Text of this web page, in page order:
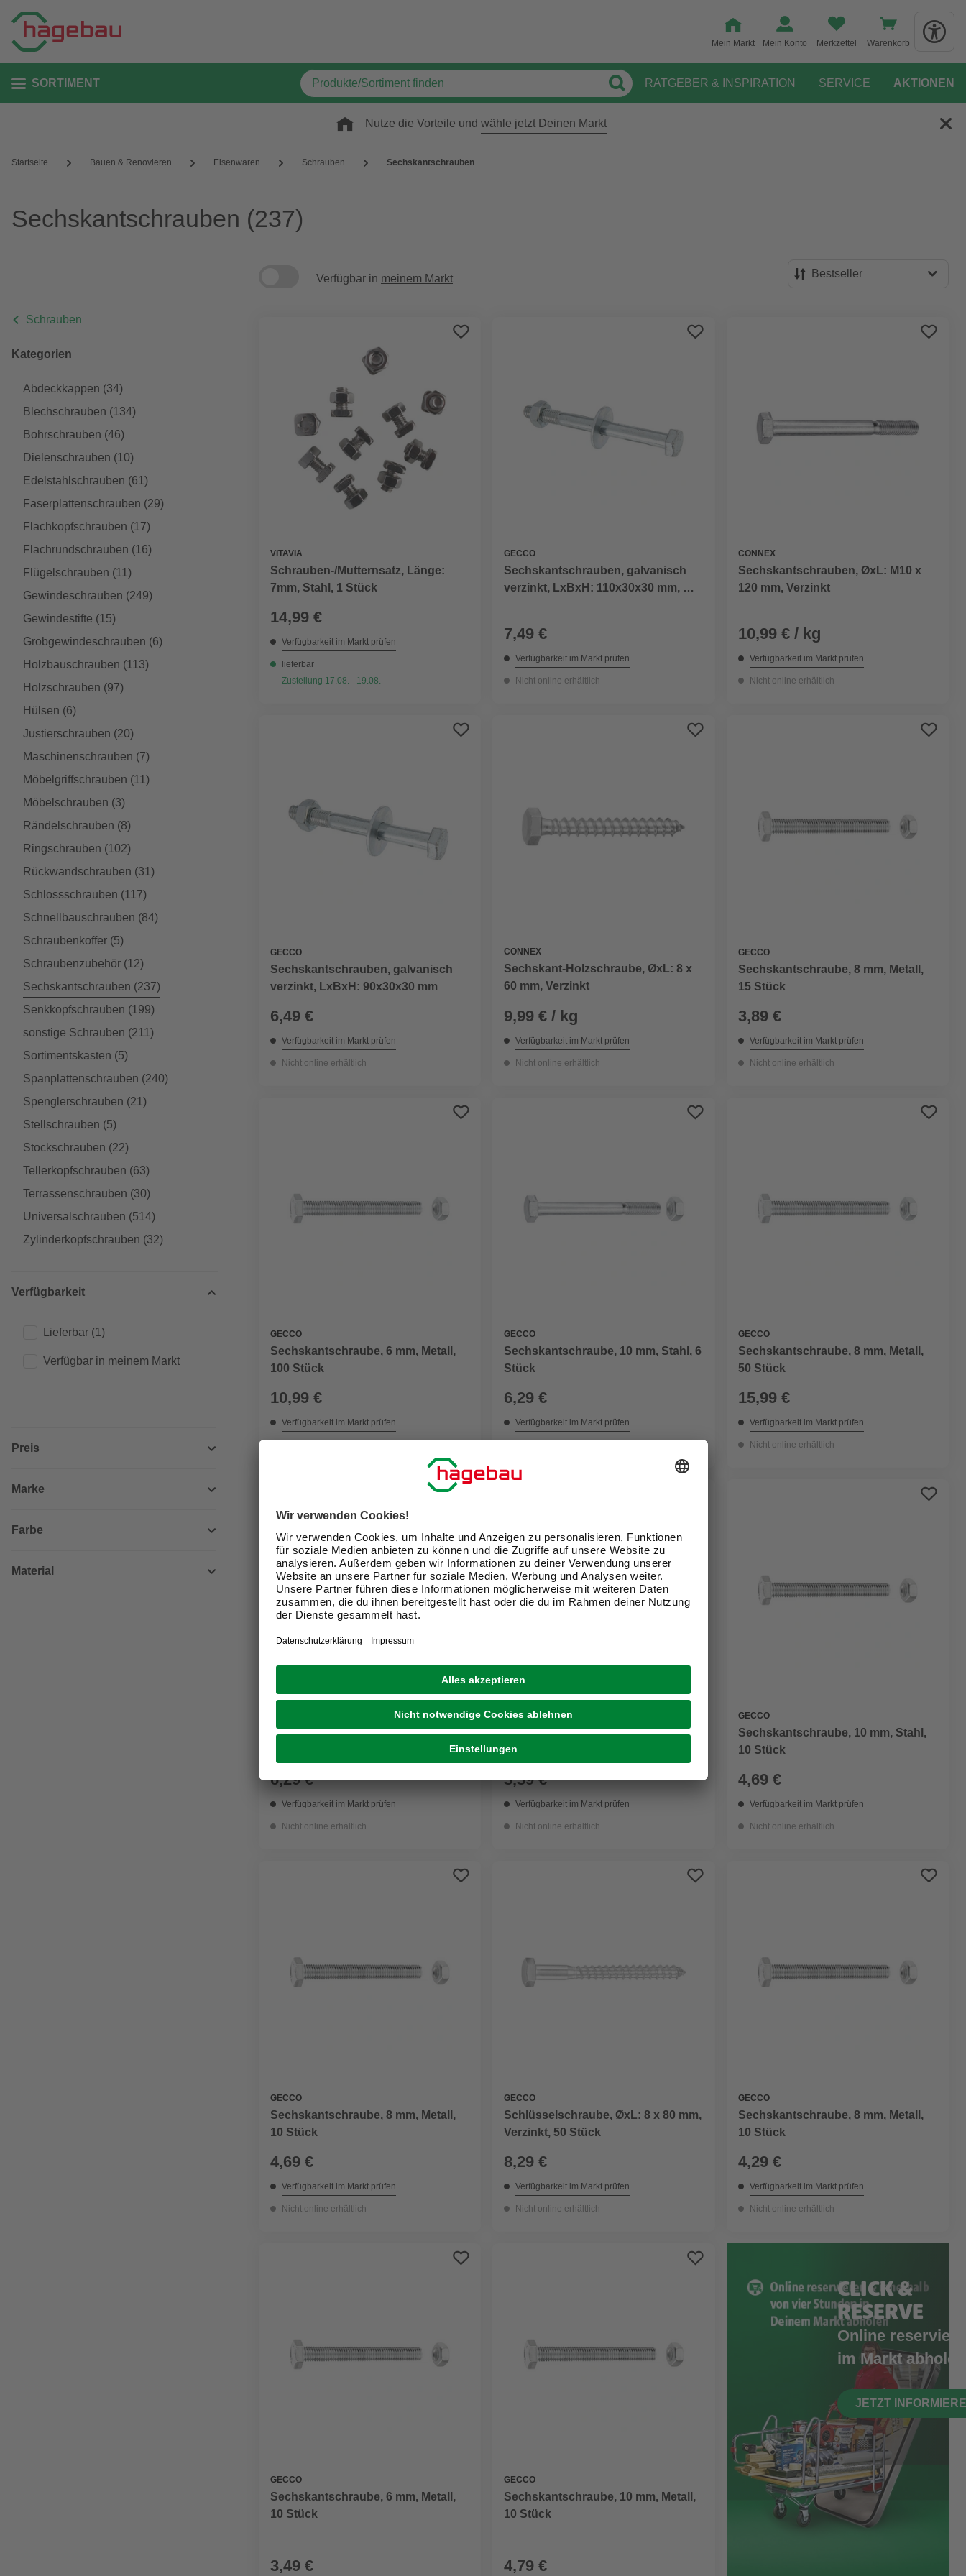
Mein Markt Mein Konto Merkzettel Warenkorb
SORTIMENT RATGEBER & INSPIRATION SERVICE AKTIONEN
Nutze die Vorteile und wähle jetzt Deinen Markt
Startseite Bauen & Renovieren Eisenwaren Schrauben Sechskantschrauben
Sechskantschrauben (237)
Schrauben
Kategorien
Abdeckkappen (34)
Blechschrauben (134)
Bohrschrauben (46)
Dielenschrauben (10)
Edelstahlschrauben (61)
Faserplattenschrauben (29)
Flachkopfschrauben (17)
Flachrundschrauben (16)
Flügelschrauben (11)
Gewindeschrauben (249)
Gewindestifte (15)
Grobgewindeschrauben (6)
Holzbauschrauben (113)
Holzschrauben (97)
Hülsen (6)
Justierschrauben (20)
Maschinenschrauben (7)
Möbelgriffschrauben (11)
Möbelschrauben (3)
Rändelschrauben (8)
Ringschrauben (102)
Rückwandschrauben (31)
Schlossschrauben (117)
Schnellbauschrauben (84)
Schraubenkoffer (5)
Schraubenzubehör (12)
Sechskantschrauben (237)
Senkkopfschrauben (199)
sonstige Schrauben (211)
Sortimentskasten (5)
Spanplattenschrauben (240)
Spenglerschrauben (21)
Stellschrauben (5)
Stockschrauben (22)
Tellerkopfschrauben (63)
Terrassenschrauben (30)
Universalschrauben (514)
Zylinderkopfschrauben (32)
Verfügbarkeit
Lieferbar (1)
Verfügbar in meinem Markt
Preis
Marke
Farbe
Material
Verfügbar in meinem Markt Bestseller
VITAVIA
Schrauben-/Mutternsatz, Länge:
7mm, Stahl, 1 Stück
14,99 €
Verfügbarkeit im Markt prüfen
lieferbar
Zustellung 17.08. - 19.08.
GECCO
Sechskantschrauben, galvanisch
verzinkt, LxBxH: 110x30x30 mm, mit
7,49 €
Verfügbarkeit im Markt prüfen
Nicht online erhältlich
CONNEX
Sechskantschrauben, ØxL: M10 x
120 mm, Verzinkt
10,99 € / kg
Verfügbarkeit im Markt prüfen
Nicht online erhältlich
GECCO
Sechskantschrauben, galvanisch
verzinkt, LxBxH: 90x30x30 mm
6,49 €
Verfügbarkeit im Markt prüfen
Nicht online erhältlich
CONNEX
Sechskant-Holzschraube, ØxL: 8 x
60 mm, Verzinkt
9,99 € / kg
Verfügbarkeit im Markt prüfen
Nicht online erhältlich
GECCO
Sechskantschraube, 8 mm, Metall,
15 Stück
3,89 €
Verfügbarkeit im Markt prüfen
Nicht online erhältlich
GECCO
Sechskantschraube, 6 mm, Metall,
100 Stück
10,99 €
Verfügbarkeit im Markt prüfen
GECCO
Sechskantschraube, 10 mm, Stahl, 6
Stück
6,29 €
Verfügbarkeit im Markt prüfen
GECCO
Sechskantschraube, 8 mm, Metall,
50 Stück
15,99 €
Verfügbarkeit im Markt prüfen
Nicht online erhältlich
Sechskantschrauben, ØxL: M6 x 80
6,29 €
Verfügbarkeit im Markt prüfen
Nicht online erhältlich
GECCO
Sechskantschraube, 6 mm, Metall,
10 Stück
3,39 €
Verfügbarkeit im Markt prüfen
Nicht online erhältlich
GECCO
Sechskantschraube, 10 mm, Stahl,
10 Stück
4,69 €
Verfügbarkeit im Markt prüfen
Nicht online erhältlich
GECCO
Sechskantschraube, 8 mm, Metall,
10 Stück
4,69 €
Verfügbarkeit im Markt prüfen
Nicht online erhältlich
GECCO
Schlüsselschraube, ØxL: 8 x 80 mm,
Verzinkt, 50 Stück
8,29 €
Verfügbarkeit im Markt prüfen
Nicht online erhältlich
GECCO
Sechskantschraube, 8 mm, Metall,
10 Stück
4,29 €
Verfügbarkeit im Markt prüfen
Nicht online erhältlich
GECCO
Sechskantschraube, 6 mm, Metall,
10 Stück
3,49 €
GECCO
Sechskantschraube, 10 mm, Metall,
10 Stück
4,79 €
CLICK &
RESERVE
Online
im Markt abholen
JETZT